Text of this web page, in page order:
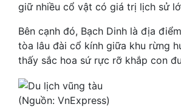
giữ nhiều cổ vật có giá trị lịch sử
Bên cạnh đó, Bạch Dinh là địa
tòa lâu đài cổ kính giữa khu rừng
thấy sắc hoa sứ rực rỡ khắp con
(Nguồn: VnExpress)